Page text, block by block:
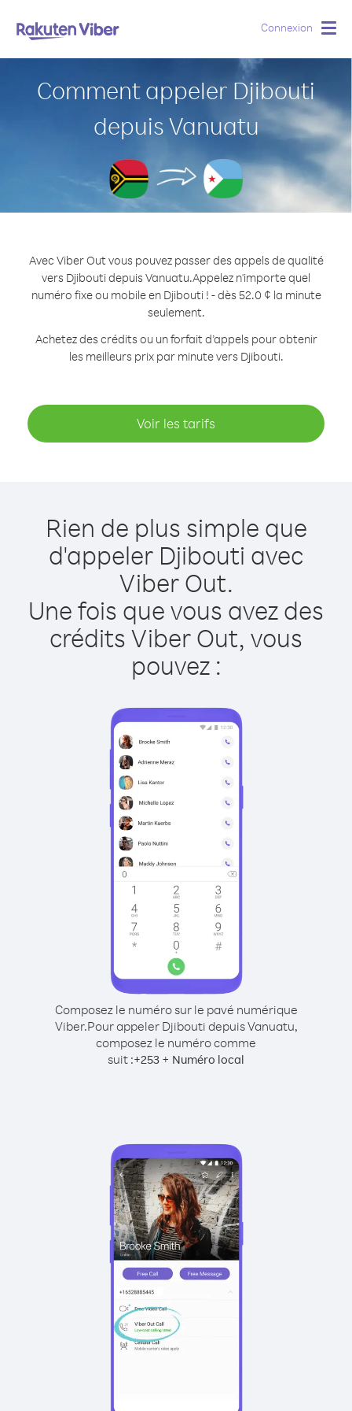
Connexion
Comment appeler Djibouti
depuis Vanuatu
Avec Viber Out vous pouvez passer des appels de qualité
vers Djibouti depuis Vanuatu.Appelez n'importe quel
numéro fixe ou mobile en Djibouti ! - dès 52.0 ¢ la minute
seulement.
Achetez des crédits ou un forfait d’appels pour obtenir
les meilleurs prix par minute vers Djibouti.
Voir les tarifs
Rien de plus simple que
d'appeler Djibouti avec
Viber Out.
Une fois que vous avez des
crédits Viber Out, vous
pouvez :
Composez le numéro sur le pavé numérique
Viber.Pour appeler Djibouti depuis Vanuatu,
composez le numéro comme
suit :+253 + Numéro local